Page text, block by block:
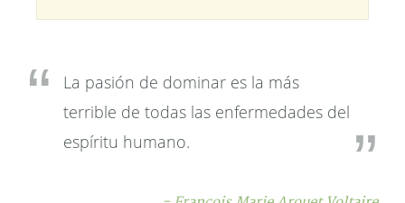
La pasión de dominar es la más
terrible de todas las enfermedades del
espíritu humano.